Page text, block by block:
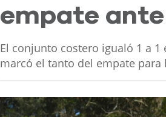
empate
El conjunto costero igualó 1 a 1
marcó el tanto del empate